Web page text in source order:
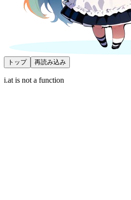
トップ 再読み込み
i.at is not a function